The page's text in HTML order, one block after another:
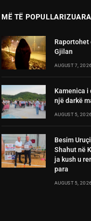
MË TË
Raportohet
Gjilan
AUGUST 7, 2026
Kamenica i
një darkë
AUGUST 5, 2026
Besim
Shahut në
ja kush u
para
AUGUST 5, 2026